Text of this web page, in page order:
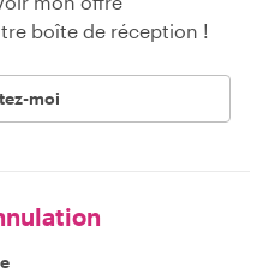
boîte de réception !
moi